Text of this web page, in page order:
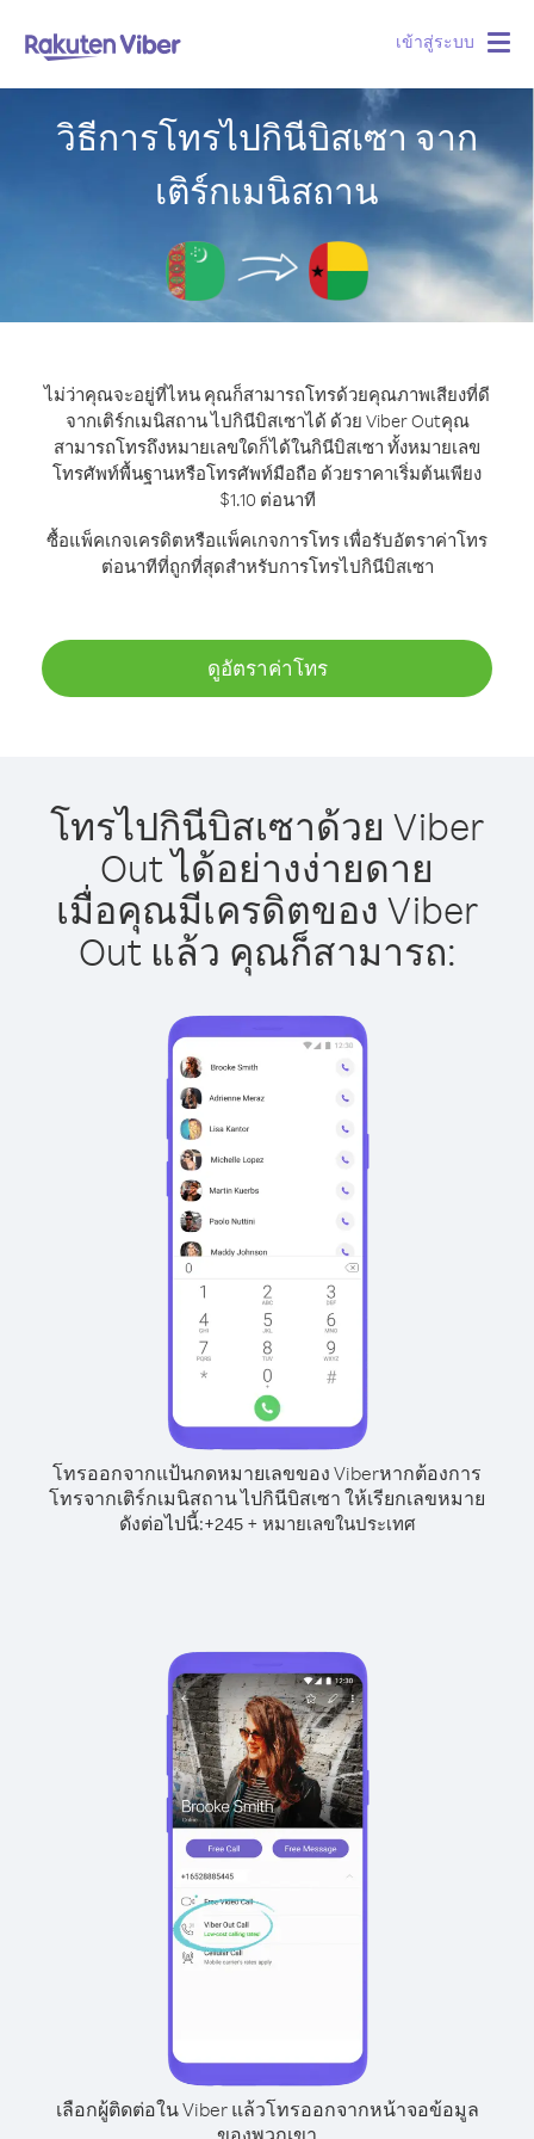
เข้าสู่ระบบ
วิธีการโทรไปกินีบิสเซา จาก
เติร์กเมนิสถาน
ไม่ว่าคุณจะอยู่ที่ไหน คุณก็สามารถโทรด้วยคุณภาพเสียงที่ดี
จากเติร์กเมนิสถาน ไปกินีบิสเซาได้ ด้วย Viber Outคุณ
สามารถโทรถึงหมายเลขใดก็ได้ในกินีบิสเซา ทั้งหมายเลข
โทรศัพท์พื้นฐานหรือโทรศัพท์มือถือ ด้วยราคาเริ่มต้นเพียง
$1.10 ต่อนาที
ซื้อแพ็คเกจเครดิตหรือแพ็คเกจการโทร เพื่อรับอัตราค่าโทร
ต่อนาทีที่ถูกที่สุดสำหรับการโทรไปกินีบิสเซา
ดูอัตราค่าโทร
โทรไปกินีบิสเซาด้วย Viber
Out ได้อย่างง่ายดาย
เมื่อคุณมีเครดิตของ Viber
Out แล้ว คุณก็สามารถ:
โทรออกจากแป้นกดหมายเลขของ Viberหากต้องการ
โทรจากเติร์กเมนิสถาน ไปกินีบิสเซา ให้เรียกเลขหมาย
ดังต่อไปนี้:+245+ หมายเลขในประเทศ
เลือกผู้ติดต่อใน Viber แล้วโทรออกจากหน้าจอข้อมูล
ของพวกเขา